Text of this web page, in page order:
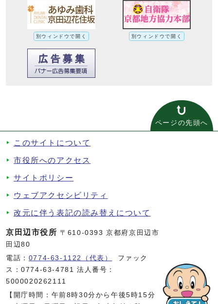
別ウィンドウで開く 別ウィンドウで開く
ページの先頭へ
このサイトについて
市役所へのアクセス
サイトポリシー
ウェブアクセシビリティ
改元に伴う表記の読み替えについて
京田辺市役所 〒610-0393 京都府京田辺市
田辺80
電話： 0774-63-1122（代表）
ファック
ス：0774-63-4781 法人番号：
5000020262111
【開庁時間：午前8時30分から午後5時15分